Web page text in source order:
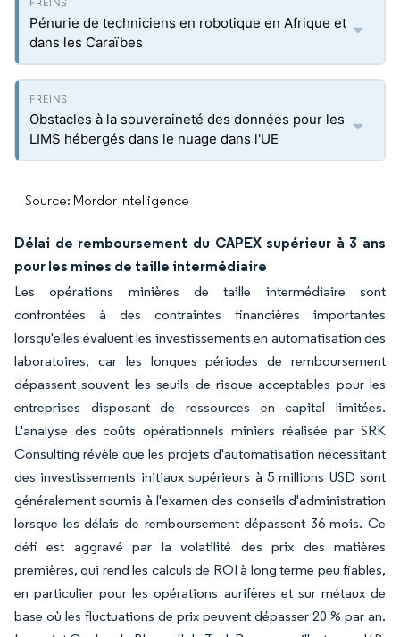
Pénurie de techniciens en robotique en Afrique et
dans les Caraïbes
Obstacles à la souveraineté des données pour les
LIMS hébergés dans le nuage dans l'UE
Source: Mordor Intelligence
Délai de remboursement du CAPEX supérieur à 3 ans
pour les mines de taille intermédiaire
Les opérations minières de taille intermédiaire sont
confrontées à des contraintes financières importantes
lorsqu'elles évaluent les investissements en automatisation des
laboratoires, car les longues périodes de remboursement
dépassent souvent les seuils de risque acceptables pour les
entreprises disposant de ressources en capital limitées.
L'analyse des coûts opérationnels miniers réalisée par SRK
Consulting révèle que les projets d'automatisation nécessitant
des investissements initiaux supérieurs à 5 millions USD sont
généralement soumis à l'examen des conseils d'administration
lorsque les délais de remboursement dépassent 36 mois. Ce
défi est aggravé par la volatilité des prix des matières
premières, qui rend les calculs de ROI à long terme peu fiables,
en particulier pour les opérations aurifères et sur métaux de
base où les fluctuations de prix peuvent dépasser 20 % par an.